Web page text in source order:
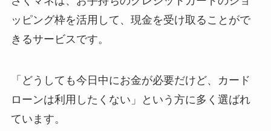
ッピング枠を活用して、現金を受け取ることがで
きるサービスです。
「どうしても今日中にお金が必要だけど、カード
ローンは利用したくない」という方に多く選ばれ
ています。